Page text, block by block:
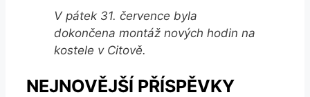
V pátek 31. července byla
dokončena montáž nových hodin na
kostele v Citově.
NEJNOVĚJŠÍ PŘÍSPĚVKY